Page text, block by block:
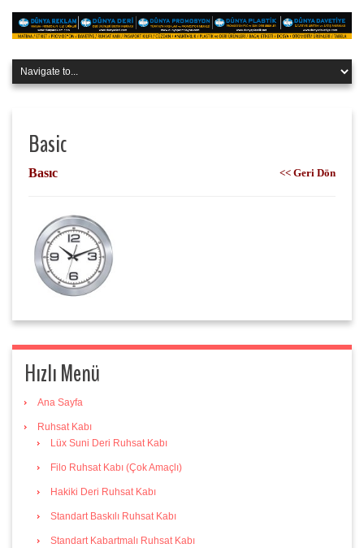
Basic
Basıc << Geri Dön
Hızlı Menü
Ana Sayfa
Ruhsat Kabı
Lüx Suni Deri Ruhsat Kabı
Filo Ruhsat Kabı (Çok Amaçlı)
Hakiki Deri Ruhsat Kabı
Standart Baskılı Ruhsat Kabı
Standart Kabartmalı Ruhsat Kabı